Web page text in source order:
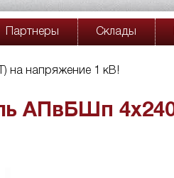
Партнеры Склады
на напряжение 1 кВ!
АПвБШп